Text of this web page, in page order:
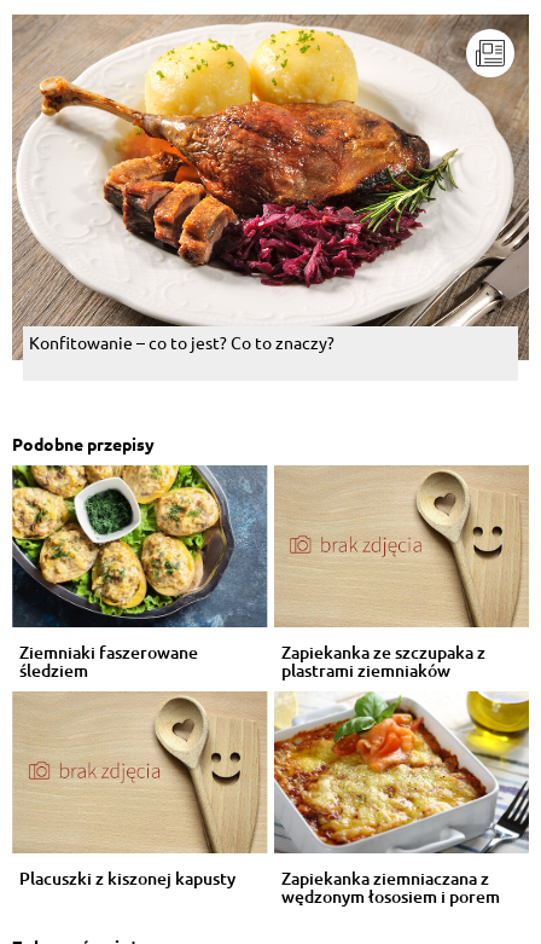
Konfitowanie – co to jest? Co to znaczy?
Podobne przepisy
Ziemniaki faszerowane
śledziem
Zapiekanka ze szczupaka z
plastrami ziemniaków
Placuszki z kiszonej kapusty Zapiekanka ziemniaczana z
wędzonym łososiem i porem